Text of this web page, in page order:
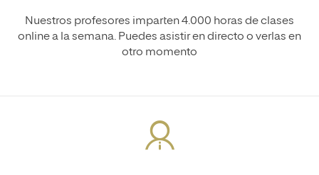
Nuestros profesores imparten 4.000 horas de clases
online a la semana. Puedes asistir en directo o verlas en
otro momento